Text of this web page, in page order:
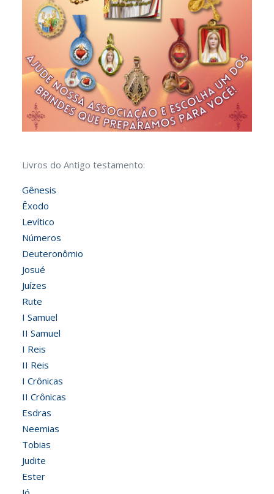
Livros do Antigo testamento:
Gênesis
Êxodo
Levítico
Números
Deuteronômio
Josué
Juízes
Rute
I Samuel
II Samuel
I Reis
II Reis
I Crônicas
II Crônicas
Esdras
Neemias
Tobias
Judite
Ester